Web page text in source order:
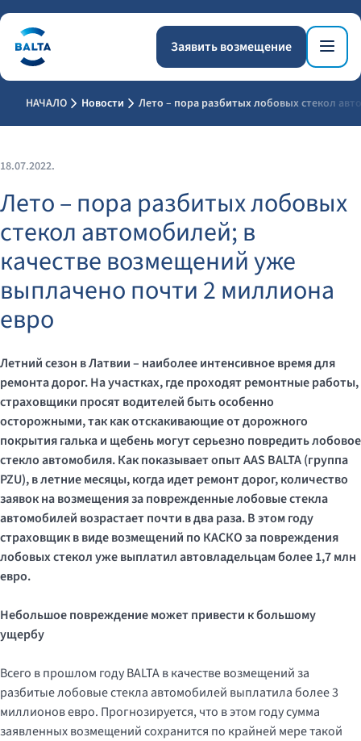
Заявить возмещение
НАЧАЛО Новости Лето – пора разбитых лобовых стекол
18.07.2022.
Лето – пора разбитых лобовых
стекол автомобилей; в
качестве возмещений уже
выплачено почти 2 миллиона
евро
Летний сезон в Латвии – наиболее интенсивное время для
ремонта дорог. На участках, где проходят ремонтные работы,
страховщики просят водителей быть особенно
осторожными, так как отскакивающие от дорожного
покрытия галька и щебень могут серьезно повредить лобовое
стекло автомобиля. Как показывает опытAAS BALTA(группа
PZU), в летние месяцы, когда идет ремонт дорог, количество
заявок на возмещения за поврежденные лобовые стекла
автомобилей возрастает почти в два раза. В этом году
страховщик в виде возмещений по КАСКО за повреждения
лобовых стекол уже выплатил автовладельцам более 1,7 млн ​​
евро.
Небольшое повреждение может привести к большому
ущербу
Всего в прошлом году BALTA в качестве возмещений за
разбитые лобовые стекла автомобилей выплатила более 3
миллионов евро. Прогнозируется, что в этом году сумма
заявленных возмещений сохранится по крайней мере такой